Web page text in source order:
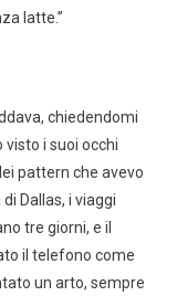
latte.”
chiedendomi
i suoi occhi
pattern che avevo
Dallas, i viaggi
tre giorni, e il
il telefono come
un arto, sempre